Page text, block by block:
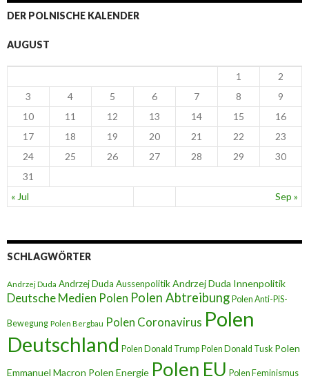
DER POLNISCHE KALENDER
AUGUST
« Jul Sep »
1
2
3
4 5 6 7 8
9
10
11 12 13 14 15
16
17
18 19 20 21 22
23
24
25 26 27 28 29
30
31
SCHLAGWÖRTER
Andrzej Duda Andrzej Duda AussenpolitikAndrzej Duda Innenpolitik
Deutsche Medien Polen Polen Abtreibung Polen Anti-PiS-
Bewegung Polen Bergbau Polen Coronavirus Polen
Deutschland Polen Donald Trump Polen Donald Tusk Polen
Emmanuel Macron Polen Energie Polen EU Polen Feminismus